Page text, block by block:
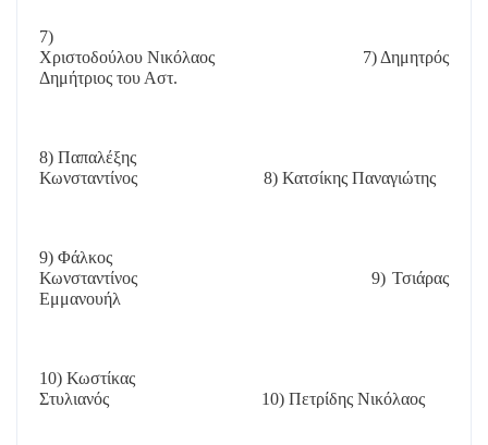
7)
Χριστοδούλου Νικόλαος
7) Δημητρός
Δημήτριος του Αστ.
8) Παπαλέξης
Κωνσταντίνος
8) Κατσίκης Παναγιώτης
9) Φάλκος
Κωνσταντίνος
9) Τσιάρας
Εμμανουήλ
10) Κωστίκας
Στυλιανός
10) Πετρίδης Νικόλαος